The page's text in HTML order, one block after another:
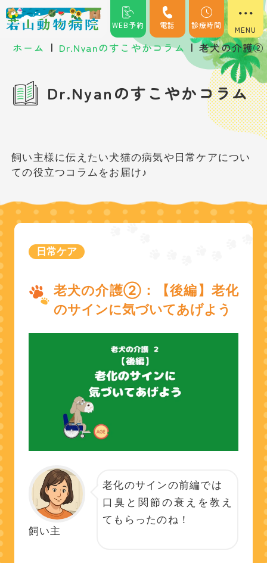
WEB予約 電話 診療時間
ホーム | Dr.Nyanのすこやかコラム | 老犬の介護②
Dr.Nyanのすこやかコラム
飼い主様に伝えたい犬猫の病気や日常ケアについ
ての役立つコラムをお届け♪
日常ケア
老犬の介護②：【後編】老化
のサインに気づいてあげよう
飼い主
老化のサインの前編では
口臭と関節の衰えを教え
てもらったのね！